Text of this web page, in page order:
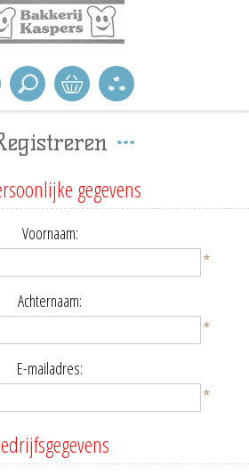
gegevens
Voornaam:
*
Achternaam:
*
E-mailadres:
*